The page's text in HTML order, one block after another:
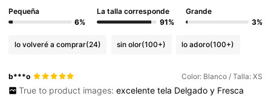
Pequeña
6%
La talla corresponde
91%
Grande
3%
lo volveré a comprar(24) sin olor(100+) lo adoro(100+)
b***o Color: Blanco / Talla: XS
True to product images: excelente tela Delgado y Fresca